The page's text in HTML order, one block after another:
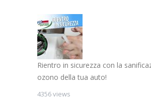
Rientro in sicurezza con la
ozono della tua auto!
4356 views